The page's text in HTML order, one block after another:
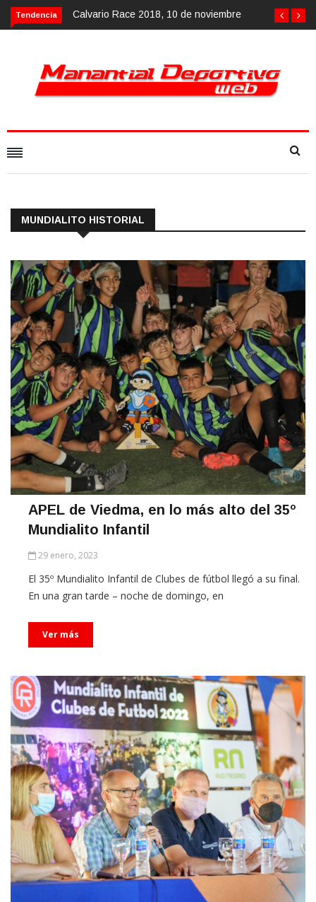
Tendencia Calvario Race 2018, 10 de noviembre
MUNDIALITO HISTORIAL
APEL de Viedma, en lo más alto del 35º
Mundialito Infantil
29 enero, 2023
El 35º Mundialito Infantil de Clubes de fútbol llegó a su final.
En una gran tarde – noche de domingo, en
Ver más